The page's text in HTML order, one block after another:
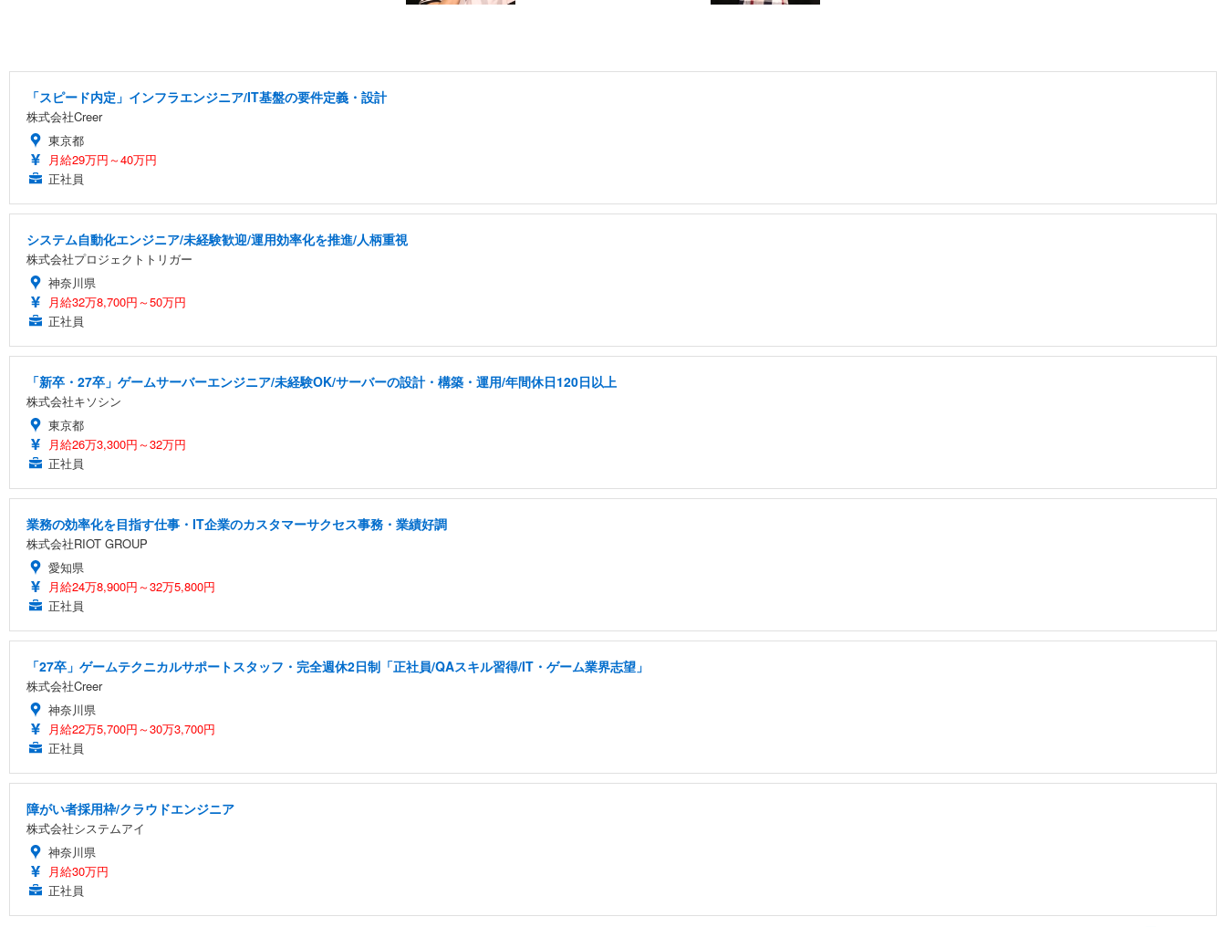
「スピード内定」インフラエンジニア/IT基盤の要件定義・設計
株式会社Creer
東京都
月給29万円～40万円
正社員
システム自動化エンジニア/未経験歓迎/運用効率化を推進/人柄重視
株式会社プロジェクトトリガー
神奈川県
月給32万8,700円～50万円
正社員
「新卒・27卒」ゲームサーバーエンジニア/未経験OK/サーバーの設計・構築・運用/年間休日120日以上
株式会社キソシン
東京都
月給26万3,300円～32万円
正社員
業務の効率化を目指す仕事・IT企業のカスタマーサクセス事務・業績好調
株式会社RIOT GROUP
愛知県
月給24万8,900円～32万5,800円
正社員
「27卒」ゲームテクニカルサポートスタッフ・完全週休2日制「正社員/QAスキル習得/IT・ゲーム業界志望」
株式会社Creer
神奈川県
月給22万5,700円～30万3,700円
正社員
障がい者採用枠/クラウドエンジニア
株式会社システムアイ
神奈川県
月給30万円
正社員